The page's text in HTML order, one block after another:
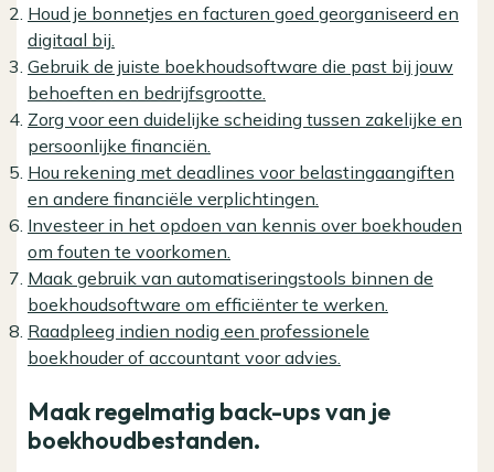
Houd je bonnetjes en facturen goed georganiseerd en
digitaal bij.
Gebruik de juiste boekhoudsoftware die past bij jouw
behoeften en bedrijfsgrootte.
Zorg voor een duidelijke scheiding tussen zakelijke en
persoonlijke financiën.
Hou rekening met deadlines voor belastingaangiften
en andere financiële verplichtingen.
Investeer in het opdoen van kennis over boekhouden
om fouten te voorkomen.
Maak gebruik van automatiseringstools binnen de
boekhoudsoftware om efficiënter te werken.
Raadpleeg indien nodig een professionele
boekhouder of accountant voor advies.
Maak regelmatig back-ups van je
boekhoudbestanden.